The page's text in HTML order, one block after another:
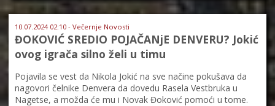
10.07.2024 02:10 - Večernje Novosti
ĐOKOVIĆ SREDIO POJAČANjE DENVERU? Jokić
ovog igrača silno želi u timu
Pojavila se vest da Nikola Jokić na sve načine pokušava da
nagovori čelnike Denvera da dovedu Rasela Vestbruka u
Nagetse, a možda će mu i Novak Đoković pomoći u tome.